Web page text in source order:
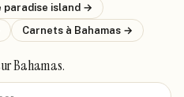
paradise island →
Carnets à Bahamas →
Bahamas.